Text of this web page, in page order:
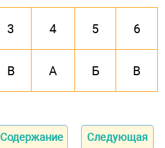
3 4 5 6
В А Б В
Содержание Следующая